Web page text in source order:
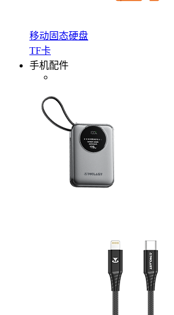
移动固态硬盘
TF卡
手机配件